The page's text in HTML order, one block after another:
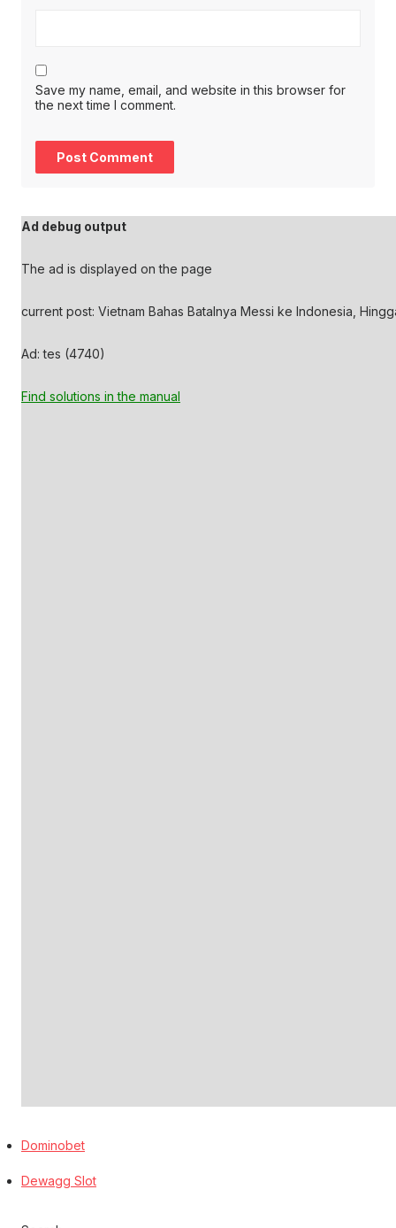
Save my name, email, and website in this browser for
the next time I comment.
Ad debug output
The ad is displayed on the page
current post: Vietnam Bahas Batalnya Messi ke Indonesia,
Ad: tes (4740)
Find solutions in the manual
Dominobet
Dewagg Slot